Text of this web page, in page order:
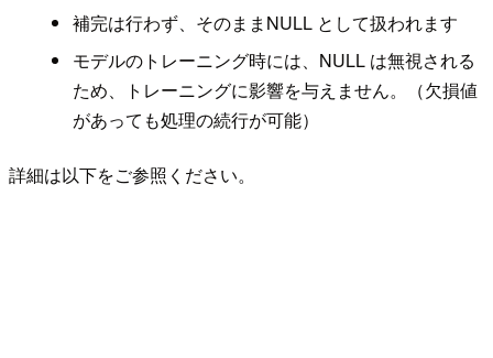
補完は行わず、そのままNULL として扱われます
モデルのトレーニング時には、NULL は無視される
ため、トレーニングに影響を与えません。（欠損値
があっても処理の続行が可能）
詳細は以下をご参照ください。